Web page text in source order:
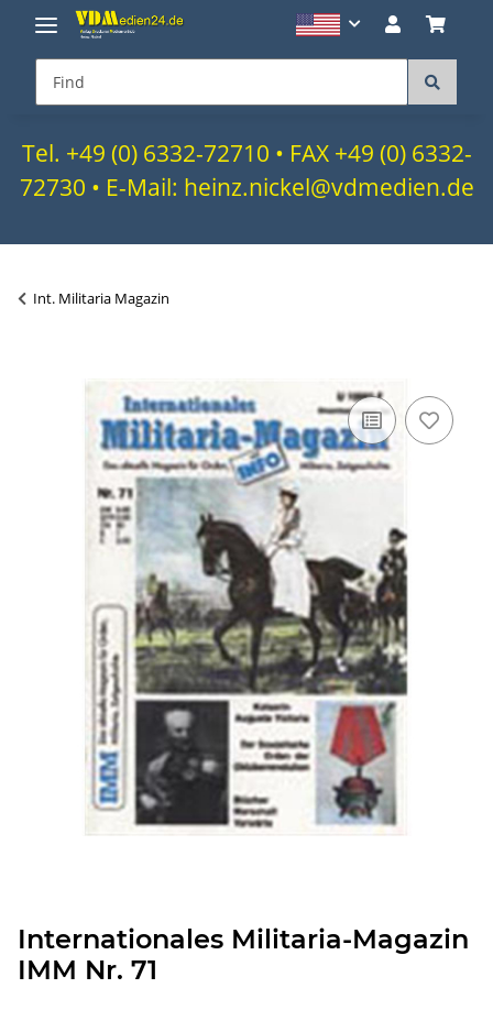
Tel. +49 (0) 6332-72710 • FAX +49 (0) 6332-
72730 • E-Mail: heinz.nickel@vdmedien.de
Int. Militaria Magazin
Internationales Militaria-Magazin
IMM Nr. 71